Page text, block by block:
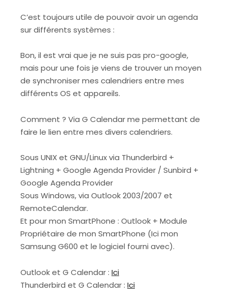
C’est toujours utile de pouvoir avoir un agenda
sur différents systèmes :
Bon, il est vrai que je ne suis pas pro-google,
mais pour une fois je viens de trouver un moyen
de synchroniser mes calendriers entre mes
différents OS et appareils.
Comment ? Via G Calendar me permettant de
faire le lien entre mes divers calendriers.
Sous UNIX et GNU/Linux via Thunderbird +
Lightning + Google Agenda Provider / Sunbird +
Google Agenda Provider
Sous Windows, via Outlook 2003/2007 et
RemoteCalendar.
Et pour mon SmartPhone : Outlook + Module
Propriétaire de mon SmartPhone (Ici mon
Samsung G600 et le logiciel fourni avec).
Outlook et G Calendar : Ici
Thunderbird et G Calendar : Ici